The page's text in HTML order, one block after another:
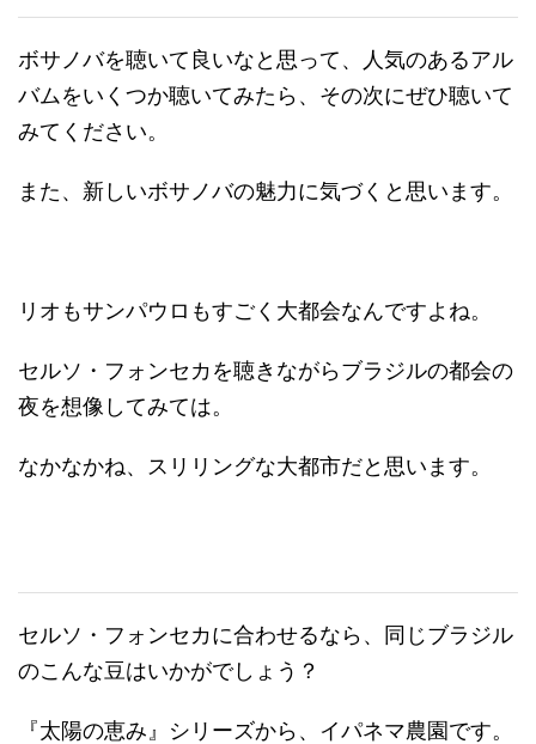
ボサノバを聴いて良いなと思って、人気のあるアル
バムをいくつか聴いてみたら、その次にぜひ聴いて
みてください。
また、新しいボサノバの魅力に気づくと思います。
リオもサンパウロもすごく大都会なんですよね。
セルソ・フォンセカを聴きながらブラジルの都会の
夜を想像してみては。
なかなかね、スリリングな大都市だと思います。
セルソ・フォンセカに合わせるなら、同じブラジル
のこんな豆はいかがでしょう？
『太陽の恵み』シリーズから、イパネマ農園です。